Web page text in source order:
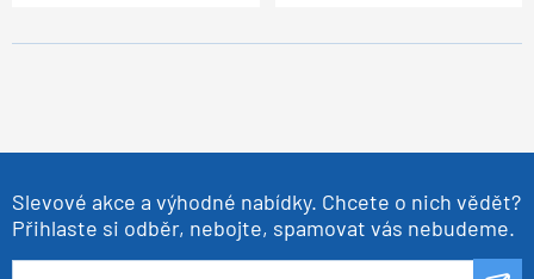
Slevové akce a výhodné nabídky. Chcete o nich vědět?
Přihlaste si odběr, nebojte, spamovat vás nebudeme.